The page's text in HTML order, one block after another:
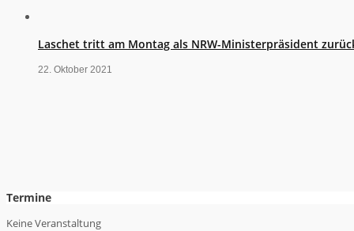
Laschet tritt am Montag als NRW-Ministerpräsident
22. Oktober 2021
Termine
Keine Veranstaltung